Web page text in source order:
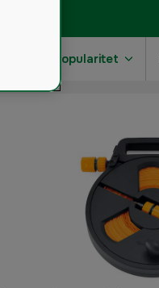
Popularitet